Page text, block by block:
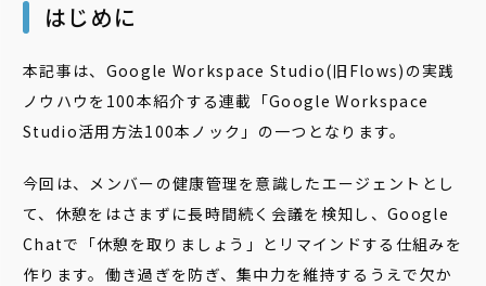
はじめに
本記事は、Google Workspace Studio(旧Flows)の実践
ノウハウを100本紹介する連載「Google Workspace
Studio活用方法100本ノック」の一つとなります。
今回は、メンバーの健康管理を意識したエージェントとし
て、休憩をはさまずに長時間続く会議を検知し、Google
Chatで「休憩を取りましょう」とリマインドする仕組みを
作ります。働き過ぎを防ぎ、集中力を維持するうえで欠か